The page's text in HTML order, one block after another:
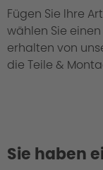
Fügen Sie Ihre
wählen Sie
erhalten von
die Teile &
Sie haben